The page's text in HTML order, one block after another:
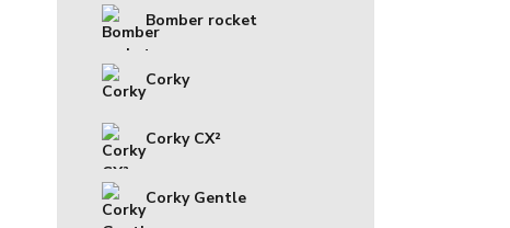
Bomber rocket
Corky
Corky CX²
Corky Gentle